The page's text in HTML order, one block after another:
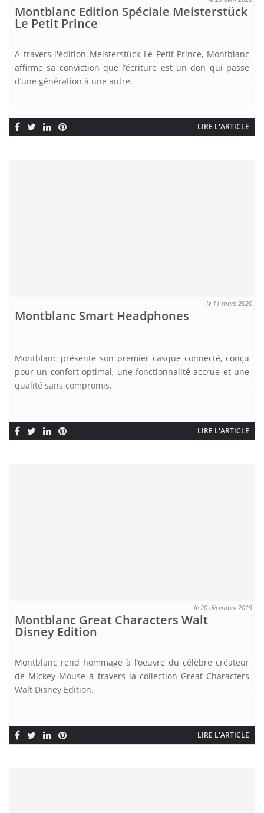
Montblanc Edition Spéciale Meisterstück
Le Petit Prince
A travers l'édition Meisterstück Le Petit Prince, Montblanc
affirme sa conviction que l’écriture est un don qui passe
d’une génération à une autre.
LIRE L'ARTICLE
le 11 mars 2020
Montblanc Smart Headphones
Montblanc présente son premier casque connecté, conçu
pour un confort optimal, une fonctionnalité accrue et une
qualité sans compromis.
LIRE L'ARTICLE
le 20 décembre 2019
Montblanc Great Characters Walt
Disney Edition
Montblanc rend hommage à l’oeuvre du célèbre créateur
de Mickey Mouse à travers la collection Great Characters
Walt Disney Edition.
LIRE L'ARTICLE